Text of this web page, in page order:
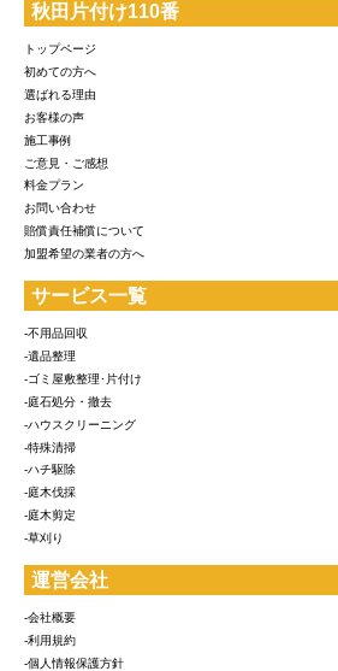
秋田片付け110番
トップページ
初めての方へ
選ばれる理由
お客様の声
施工事例
ご意見・ご感想
料金プラン
お問い合わせ
賠償責任補償について
加盟希望の業者の方へ
サービス一覧
-不用品回収
-遺品整理
-ゴミ屋敷整理･片付け
-庭石処分・撤去
-ハウスクリーニング
-特殊清掃
-ハチ駆除
-庭木伐採
-庭木剪定
-草刈り
運営会社
-会社概要
-利用規約
-個人情報保護方針